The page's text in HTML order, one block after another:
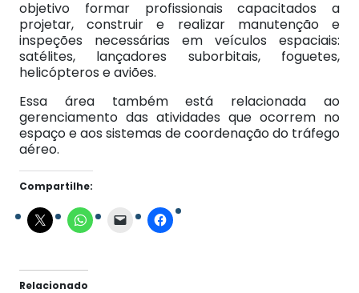
objetivo formar profissionais capacitados a
projetar, construir e realizar manutenção e
inspeções necessárias em veículos espaciais:
satélites, lançadores suborbitais, foguetes,
helicópteros e aviões.
Essa área também está relacionada ao
gerenciamento das atividades que ocorrem no
espaço e aos sistemas de coordenação do tráfego
aéreo.
Compartilhe:
Relacionado